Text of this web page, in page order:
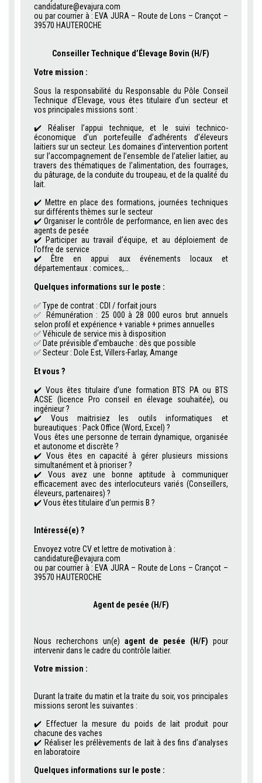
candidature@evajura.com
ou par courrier à : EVA JURA – Route de Lons – Crançot –
39570 HAUTEROCHE
Conseiller Technique d’Élevage Bovin (H/F)
Votre mission :
Sous la responsabilité du Responsable du Pôle Conseil
Technique d’Elevage, vous êtes titulaire d’un secteur et
vos principales missions sont :
✔️
Réaliser l’appui technique, et le suivi technico-
économique d’un portefeuille d’adhérents d’éleveurs
laitiers sur un secteur. Les domaines d’intervention portent
sur l’accompagnement de l’ensemble de l’atelier laitier, au
travers des thématiques de l’alimentation, des fourrages,
du pâturage, de la conduite du troupeau, et de la qualité du
lait.
✔️ Mettre en place des formations, journées techniques
sur différents thèmes sur le secteur
✔️Organiser le contrôle de performance, en lien avec des
agents de pesée
✔️ Participer au travail d’équipe, et au déploiement de
l’offre de service
✔️ Être en appui aux événements locaux et
départementaux : comices,…
Quelques informations sur le poste :
✅Type de contrat : CDI / forfait jours
✅
Rémunération : 25 000 à 28 000 euros brut annuels
selon profil et expérience + variable + primes annuelles
✅Véhicule de service mis à disposition
✅ Date prévisible d’embauche : dès que possible
✅Secteur : Dole Est, Villers-Farlay, Amange
Et vous ?
✔️ Vous êtes titulaire d’une formation BTS PA ou BTS
ACSE (licence Pro conseil en élevage souhaitée), ou
ingénieur ?
✔️ Vous maitrisiez les outils informatiques et
bureautiques : Pack Office (Word, Excel) ?
Vous êtes une personne de terrain dynamique, organisée
et autonome et discrète ?
✔️ Vous êtes en capacité à gérer plusieurs missions
simultanément et à prioriser ?
✔️ Vous avez une bonne aptitude à communiquer
efficacement avec des interlocuteurs variés (Conseillers,
éleveurs, partenaires) ?
✔️Vous êtes titulaire d’un permis B ?
Intéressé(e) ?
Envoyez votre CV et lettre de motivation à :
candidature@evajura.com
ou par courrier à : EVA JURA – Route de Lons – Crançot –
39570 HAUTEROCHE
Agent de pesée (H/F)
Nous recherchons un(e) agent de pesée (H/F) pour
intervenir dans le cadre du contrôle laitier.
Votre mission :
Durant la traite du matin et la traite du soir, vos principales
missions seront les suivantes :
✔️ Effectuer la mesure du poids de lait produit pour
chacune des vaches
✔️ Réaliser les prélèvements de lait à des fins d’analyses
en laboratoire
Quelques informations sur le poste :